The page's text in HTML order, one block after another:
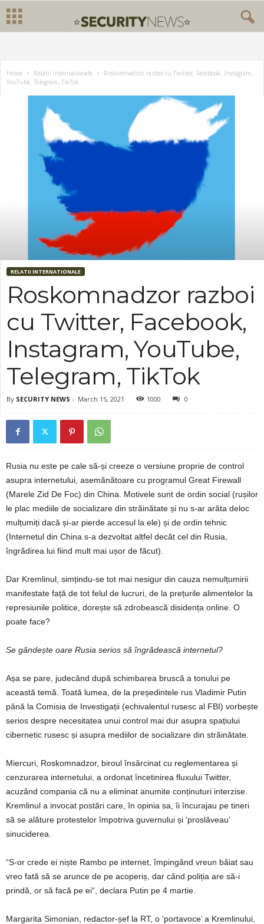
Home Relatii internationale
Roskomnadzor razboi cu Twitter, Facebook, Instagram,
YouTube, Telegram, TikTok
RELATII INTERNATIONALE
Roskomnadzor razboi
cu Twitter, Facebook,
Instagram, YouTube,
Telegram, TikTok
By SECURITY NEWS - March 15, 2021 1000 0
Rusia nu este pe cale să-și creeze o versiune proprie de control
asupra internetului, asemănătoare cu programul Great Firewall
(Marele Zid De Foc) din China. Motivele sunt de ordin social (rușilor
le plac mediile de socializare din străinătate și nu s-ar arăta deloc
mulțumiți dacă și-ar pierde accesul la ele) și de ordin tehnic
(Internetul din China s-a dezvoltat altfel decât cel din Rusia,
îngrădirea lui fiind mult mai ușor de făcut).
Dar Kremlinul, simțindu-se tot mai nesigur din cauza nemulțumirii
manifestate față de tot felul de lucruri, de la prețurile alimentelor la
represiunile politice, dorește să zdrobească disidența online. O
poate face?
Se gândește oare Rusia serios să îngrădească internetul?
Așa se pare, judecând după schimbarea bruscă a tonului pe
această temă. Toată lumea, de la președintele rus Vladimir Putin
până la Comisia de Investigații (echivalentul rusesc al FBI) vorbește
serios despre necesitatea unui control mai dur asupra spațiului
cibernetic rusesc și asupra mediilor de socializare din străinătate.
Miercuri, Roskomnadzor, biroul însărcinat cu reglementarea și
cenzurarea internetului, a ordonat încetinirea fluxului Twitter,
acuzând compania că nu a eliminat anumite conținuturi interzise.
Kremlinul a invocat postări care, în opinia sa, îi încurajau pe tineri
să se alăture protestelor împotriva guvernului și ‘proslăveau’
sinuciderea.
“S-or crede ei niște Rambo pe internet, împingând vreun băiat sau
vreo fată să se arunce de pe acoperiș, dar când poliția are să-i
prindă, or să facă pe ei“, declara Putin pe 4 martie.
Margarita Simonian, redactor-șef la RT, o ‘portavoce’ a Kremlinului,